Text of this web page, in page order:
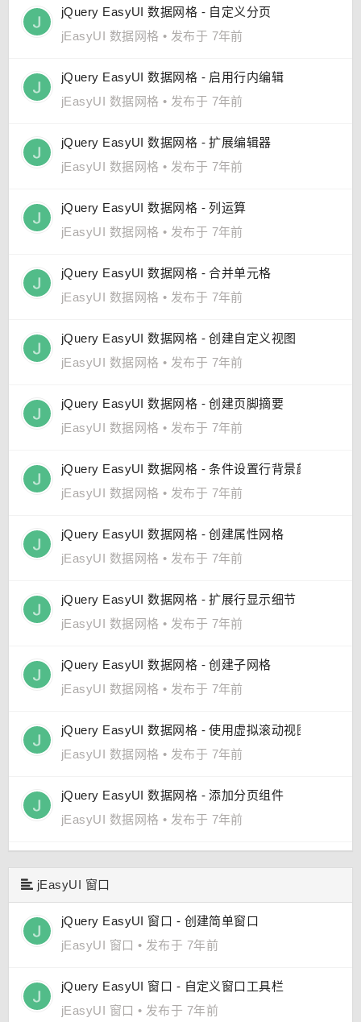
jQuery EasyUI 数据网格 - 自定义分页
jEasyUI 数据网格 • 发布于 7年前
jQuery EasyUI 数据网格 - 启用行内编辑
jEasyUI 数据网格 • 发布于 7年前
jQuery EasyUI 数据网格 - 扩展编辑器
jEasyUI 数据网格 • 发布于 7年前
jQuery EasyUI 数据网格 - 列运算
jEasyUI 数据网格 • 发布于 7年前
jQuery EasyUI 数据网格 - 合并单元格
jEasyUI 数据网格 • 发布于 7年前
jQuery EasyUI 数据网格 - 创建自定义视图
jEasyUI 数据网格 • 发布于 7年前
jQuery EasyUI 数据网格 - 创建页脚摘要
jEasyUI 数据网格 • 发布于 7年前
jQuery EasyUI 数据网格 - 条件设置行背景颜色
jEasyUI 数据网格 • 发布于 7年前
jQuery EasyUI 数据网格 - 创建属性网格
jEasyUI 数据网格 • 发布于 7年前
jQuery EasyUI 数据网格 - 扩展行显示细节
jEasyUI 数据网格 • 发布于 7年前
jQuery EasyUI 数据网格 - 创建子网格
jEasyUI 数据网格 • 发布于 7年前
jQuery EasyUI 数据网格 - 使用虚拟滚动视图显示海量
jEasyUI 数据网格 • 发布于 7年前
jQuery EasyUI 数据网格 - 添加分页组件
jEasyUI 数据网格 • 发布于 7年前
jEasyUI 窗口
jQuery EasyUI 窗口 - 创建简单窗口
jEasyUI 窗口 • 发布于 7年前
jQuery EasyUI 窗口 - 自定义窗口工具栏
jEasyUI 窗口 • 发布于 7年前